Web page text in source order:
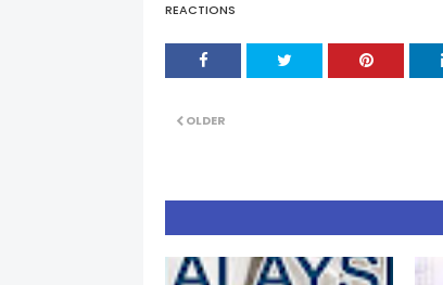
REACTIONS
OLDER